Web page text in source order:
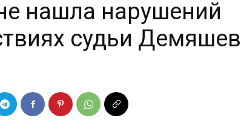
нашла нарушений
судьи